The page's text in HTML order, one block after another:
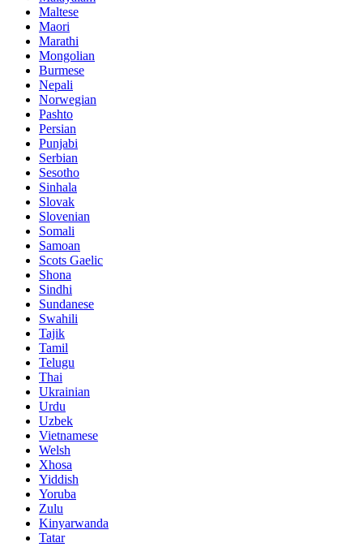
Maltese
Maori
Marathi
Mongolian
Burmese
Nepali
Norwegian
Pashto
Persian
Punjabi
Serbian
Sesotho
Sinhala
Slovak
Slovenian
Somali
Samoan
Scots Gaelic
Shona
Sindhi
Sundanese
Swahili
Tajik
Tamil
Telugu
Thai
Ukrainian
Urdu
Uzbek
Vietnamese
Welsh
Xhosa
Yiddish
Yoruba
Zulu
Kinyarwanda
Tatar